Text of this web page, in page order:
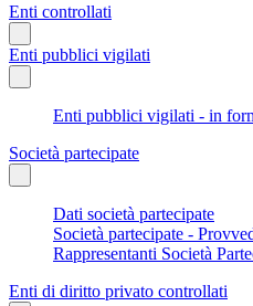
Enti controllati
Enti pubblici vigilati
Enti pubblici vigilati - in
Società partecipate
Dati società partecipate
Società partecipate -
Rappresentanti Società
Enti di diritto privato controllati